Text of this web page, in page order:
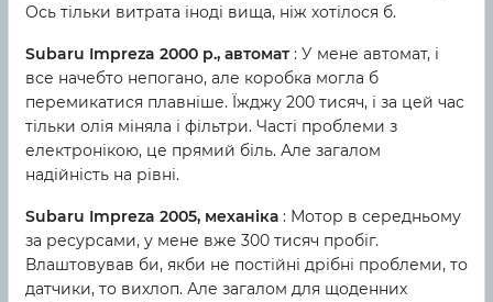
Ось тільки витрата іноді вища, ніж хотілося б.
Subaru Impreza 2000 р., автомат : У мене автомат, і
все начебто непогано, але коробка могла б
перемикатися плавніше. Їжджу 200 тисяч, і за цей час
тільки олія міняла і фільтри. Часті проблеми з
електронікою, це прямий біль. Але загалом
надійність на рівні.
Subaru Impreza 2005, механіка : Мотор в середньому
за ресурсами, у мене вже 300 тисяч пробіг.
Влаштовував би, якби не постійні дрібні проблеми, то
датчики, то вихлоп. Але загалом для щоденних